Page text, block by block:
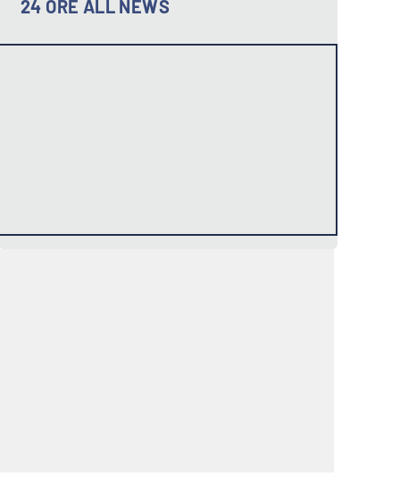
24 ORE ALL NEWS